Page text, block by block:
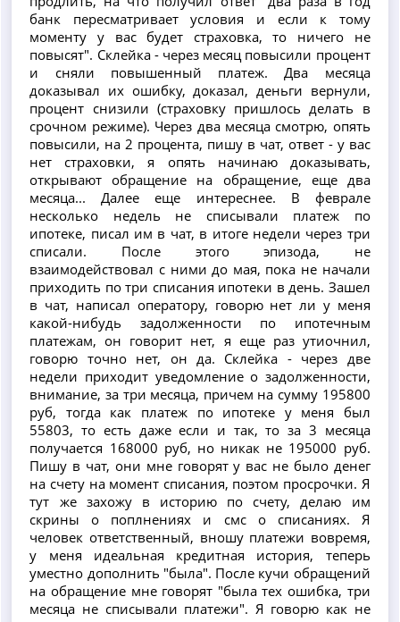
банк пересматривает условия и если к тому
моменту у вас будет страховка, то ничего не
повысят". Склейка - через месяц повысили процент
и сняли повышенный платеж. Два месяца
доказывал их ошибку, доказал, деньги вернули,
процент снизили (страховку пришлось делать в
срочном режиме). Через два месяца смотрю, опять
повысили, на 2 процента, пишу в чат, ответ - у вас
нет страховки, я опять начинаю доказывать,
открывают обращение на обращение, еще два
месяца... Далее еще интереснее. В феврале
несколько недель не списывали платеж по
ипотеке, писал им в чат, в итоге недели через три
списали. После этого эпизода, не
взаимодействовал с ними до мая, пока не начали
приходить по три списания ипотеки в день. Зашел
в чат, написал оператору, говорю нет ли у меня
какой-нибудь задолженности по ипотечным
платежам, он говорит нет, я еще раз утиочнил,
говорю точно нет, он да. Склейка - через две
недели приходит уведомление о задолженности,
внимание, за три месяца, причем на сумму 195800
руб, тогда как платеж по ипотеке у меня был
55803, то есть даже если и так, то за 3 месяца
получается 168000 руб, но никак не 195000 руб.
Пишу в чат, они мне говорят у вас не было денег
на счету на момент списания, поэтом просрочки. Я
тут же захожу в историю по счету, делаю им
скрины о поплнениях и смс о списаниях. Я
человек ответственный, вношу платежи вовремя,
у меня идеальная кредитная история, теперь
уместно дополнить "была". После кучи обращений
на обращение мне говорят "была тех ошибка, три
месяца не списывали платежи". Я говорю как не